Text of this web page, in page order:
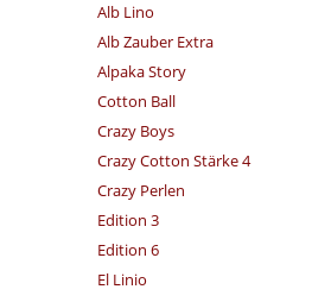
Alb Lino
Alb Zauber Extra
Alpaka Story
Cotton Ball
Crazy Boys
Crazy Cotton Stärke 4
Crazy Perlen
Edition 3
Edition 6
El Linio